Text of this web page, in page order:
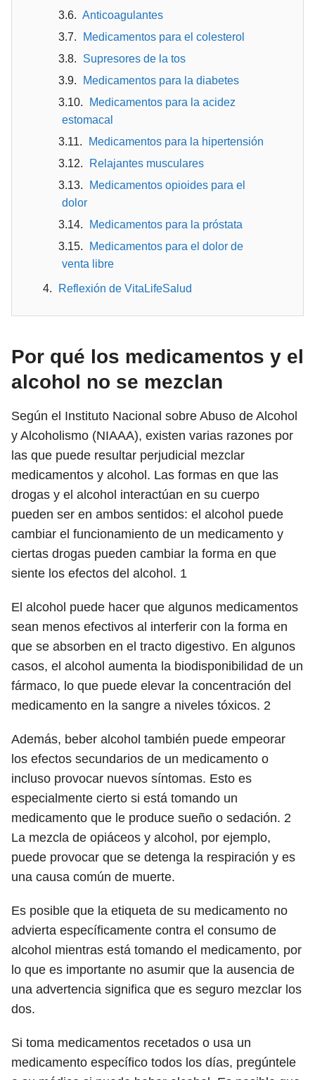
Anticoagulantes
Medicamentos para el colesterol
Supresores de la tos
Medicamentos para la diabetes
Medicamentos para la acidez
estomacal
Medicamentos para la hipertensión
Relajantes musculares
Medicamentos opioides para el
dolor
Medicamentos para la próstata
Medicamentos para el dolor de
venta libre
Reflexión de VitaLifeSalud
Por qué los medicamentos y el
alcohol no se mezclan
Según el Instituto Nacional sobre Abuso de Alcohol
y Alcoholismo (NIAAA), existen varias razones por
las que puede resultar perjudicial mezclar
medicamentos y alcohol. Las formas en que las
drogas y el alcohol interactúan en su cuerpo
pueden ser en ambos sentidos: el alcohol puede
cambiar el funcionamiento de un medicamento y
ciertas drogas pueden cambiar la forma en que
siente los efectos del alcohol. 1
El alcohol puede hacer que algunos medicamentos
sean menos efectivos al interferir con la forma en
que se absorben en el tracto digestivo. En algunos
casos, el alcohol aumenta la biodisponibilidad de un
fármaco, lo que puede elevar la concentración del
medicamento en la sangre a niveles tóxicos. 2
Además, beber alcohol también puede empeorar
los efectos secundarios de un medicamento o
incluso provocar nuevos síntomas. Esto es
especialmente cierto si está tomando un
medicamento que le produce sueño o sedación. 2
La mezcla de opiáceos y alcohol, por ejemplo,
puede provocar que se detenga la respiración y es
una causa común de muerte.
Es posible que la etiqueta de su medicamento no
advierta específicamente contra el consumo de
alcohol mientras está tomando el medicamento, por
lo que es importante no asumir que la ausencia de
una advertencia significa que es seguro mezclar los
dos.
Si toma medicamentos recetados o usa un
medicamento específico todos los días, pregúntele